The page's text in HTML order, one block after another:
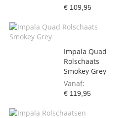
€ 109,95
Impala Quad
Rolschaats
Smokey Grey
Vanaf
€ 119,95